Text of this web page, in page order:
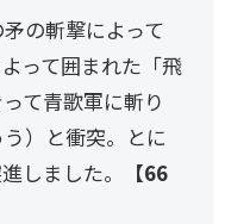
の斬撃によって
って囲まれた「飛
て青歌軍に斬り
）と衝突。とに
しました。
【66